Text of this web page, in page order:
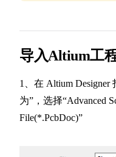
导入Altium工
1、在 Altium
为”，选择“Advanced
File(*.PcbDoc)”